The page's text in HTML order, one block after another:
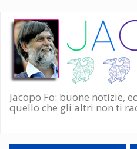
Salta
contenuto
principale
Jacopo Fo: buone notizie,
quello che gli altri non ti